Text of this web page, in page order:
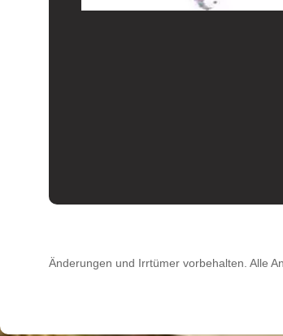
Änderungen und Irrtümer vorbehalten. Alle